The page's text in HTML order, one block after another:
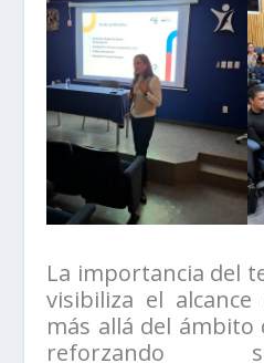
La importancia del
visibiliza el
más allá del ámbito
reforzando